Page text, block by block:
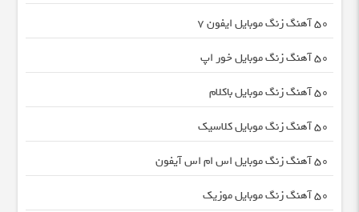
50 آهنگ زنگ موبایل ایفون 7
50 آهنگ زنگ موبایل خور اپ
50 آهنگ زنگ موبایل باکلام
50 آهنگ زنگ موبایل کلاسیک
50 آهنگ زنگ موبایل اس ام اس آیفون
50 آهنگ زنگ موبایل موزیک